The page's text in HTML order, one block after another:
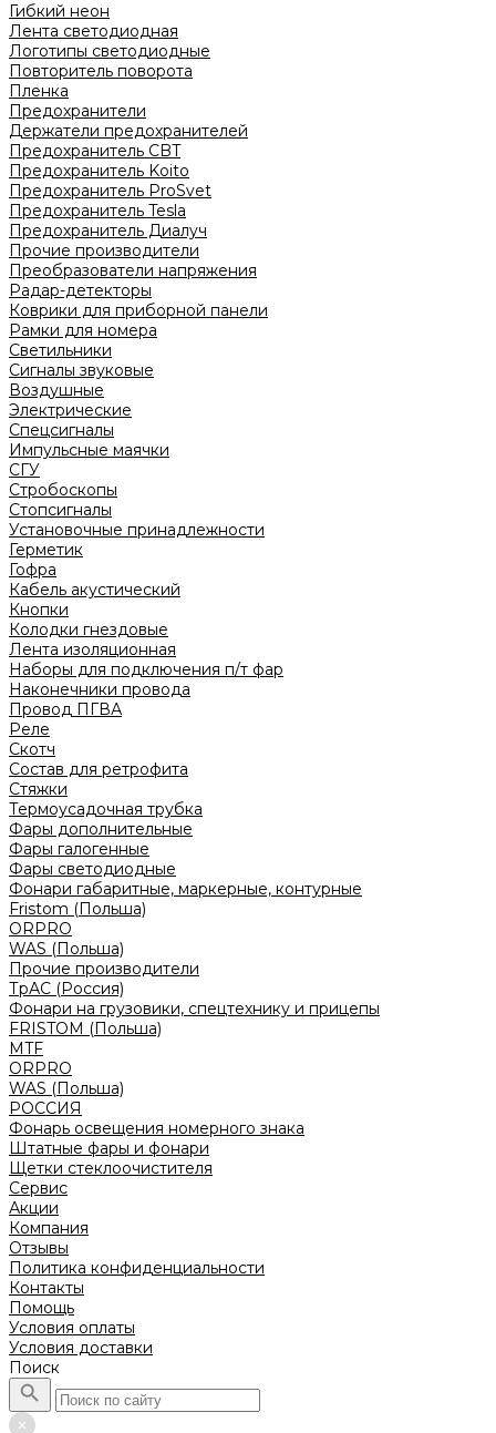
Гибкий неон
Лента светодиодная
Логотипы светодиодные
Повторитель поворота
Пленка
Предохранители
Держатели предохранителей
Предохранитель CBT
Предохранитель Koito
Предохранитель ProSvet
Предохранитель Tesla
Предохранитель Диалуч
Прочие производители
Преобразователи напряжения
Радар-детекторы
Коврики для приборной панели
Рамки для номера
Светильники
Сигналы звуковые
Воздушные
Электрические
Спецсигналы
Импульсные маячки
СГУ
Стробоскопы
Стопсигналы
Установочные принадлежности
Герметик
Гофра
Кабель акустический
Кнопки
Колодки гнездовые
Лента изоляционная
Наборы для подключения п/т фар
Наконечники провода
Провод ПГВА
Реле
Скотч
Состав для ретрофита
Стяжки
Термоусадочная трубка
Фары дополнительные
Фары галогенные
Фары светодиодные
Фонари габаритные, маркерные, контурные
Fristom (Польша)
ORPRO
WAS (Польша)
Прочие производители
ТрАС (Россия)
Фонари на грузовики, спецтехнику и прицепы
FRISTOM (Польша)
MTF
ORPRO
WAS (Польша)
РОССИЯ
Фонарь освещения номерного знака
Штатные фары и фонари
Щетки стеклоочистителя
Сервис
Акции
Компания
Отзывы
Политика конфиденциальности
Контакты
Помощь
Условия оплаты
Условия доставки
Поиск